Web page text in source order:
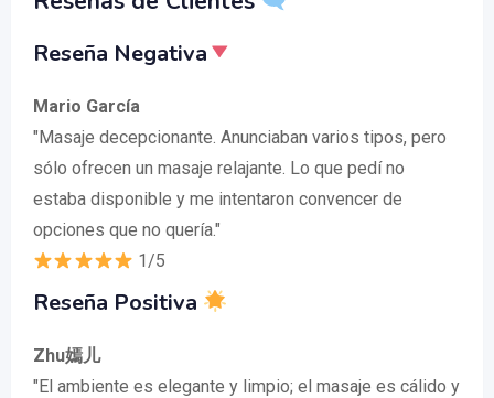
Reseña Negativa
Mario García
"Masaje decepcionante. Anunciaban varios tipos, pero
sólo ofrecen un masaje relajante. Lo que pedí no
estaba disponible y me intentaron convencer de
opciones que no quería."
1/5
Reseña Positiva
Zhu嫣儿
"El ambiente es elegante y limpio; el masaje es cálido y